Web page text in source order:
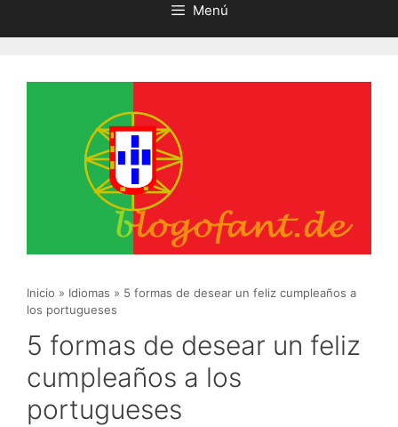
Menú
Inicio » Idiomas » 5 formas de desear un feliz cumpleaños a
los portugueses
5 formas de desear un feliz
cumpleaños a los
portugueses